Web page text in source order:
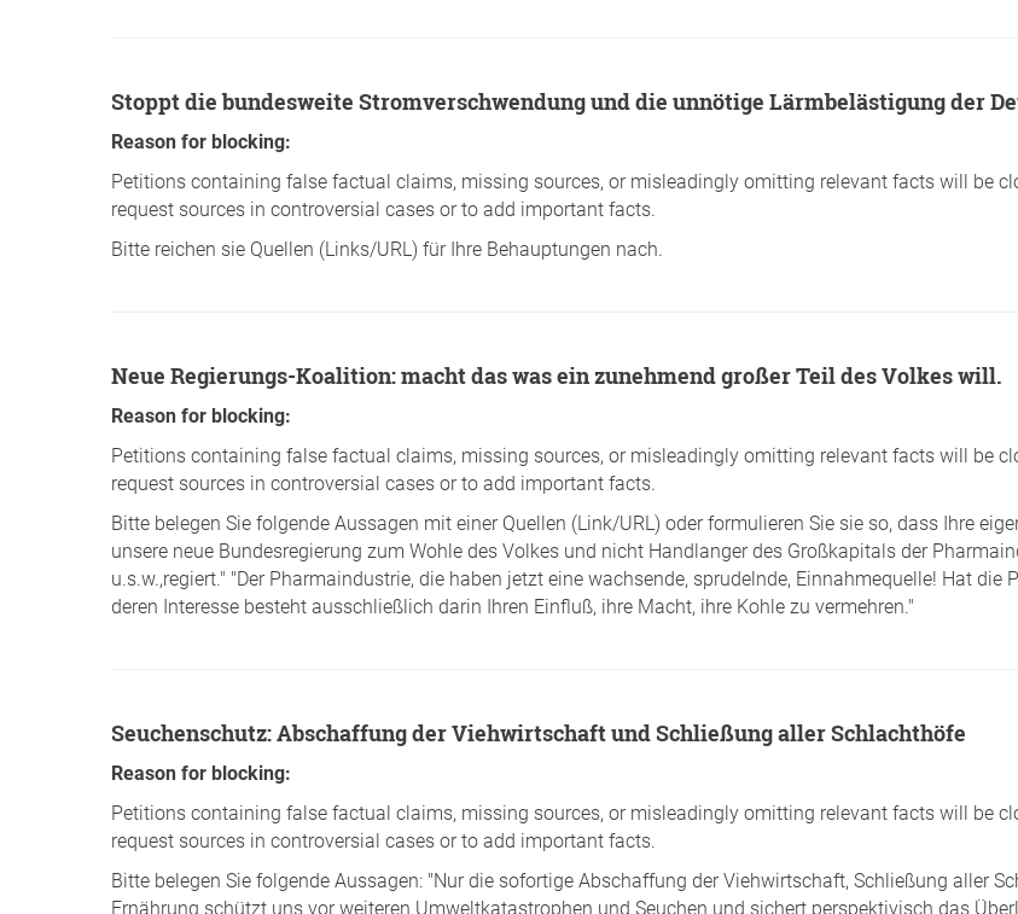
Stoppt die bundesweite Stromverschwendung und die unnötige Lärmbelästigung der
Reason for blocking:
Petitions containing false factual claims, missing sources, or misleadingly omitting relevant facts will be
request sources in controversial cases or to add important facts.
Bitte reichen sie Quellen (Links/URL) für Ihre Behauptungen nach.
Neue Regierungs-Koalition: macht das was ein zunehmend großer Teil des Volkes will.
Reason for blocking:
Petitions containing false factual claims, missing sources, or misleadingly omitting relevant facts will be
request sources in controversial cases or to add important facts.
Bitte belegen Sie folgende Aussagen mit einer Quellen (Link/URL) oder formulieren Sie sie so, dass Ihre
unsere neue Bundesregierung zum Wohle des Volkes und nicht Handlanger des Großkapitals der
u.s.w.,regiert." "Der Pharmaindustrie, die haben jetzt eine wachsende, sprudelnde, Einnahmequelle! Hat
deren Interesse besteht ausschließlich darin Ihren Einfluß, ihre Macht, ihre Kohle zu vermehren."
Seuchenschutz: Abschaffung der Viehwirtschaft und Schließung aller Schlachthöfe
Reason for blocking:
Petitions containing false factual claims, missing sources, or misleadingly omitting relevant facts will be
request sources in controversial cases or to add important facts.
Bitte belegen Sie folgende Aussagen: "Nur die sofortige Abschaffung der Viehwirtschaft, Schließung aller
Ernährung schützt uns vor weiteren Umweltkatastrophen und Seuchen und sichert perspektivisch das